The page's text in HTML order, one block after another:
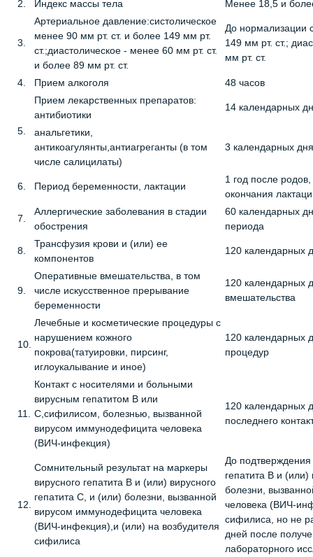
2. Индекс массы тела Менее 18,5 и
3.
Артериальное давление:систолическое
менее 90 мм рт. ст. и более 149 мм рт.
ст.;диастолическое - менее 60 мм рт. ст.
и более 89 мм рт. ст.
До нормализации
149 мм рт. ст.;
мм рт. ст.
4. Прием алкоголя 48 часов
5.
Прием лекарственных препаратов:
антибиотики
14 календарных
анальгетики,
антикоагулянты,антиагреганты (в том
числе салицилаты)
3 календарных
6. Период беременности, лактации
1 год после
окончания
7.
Аллергические заболевания в стадии
обострения
60 календарных
периода
8.
Трансфузия крови и (или) ее
компонентов
120 календарных
9.
Оперативные вмешательства, в том
числе искусственное прерывание
беременности
120 календарных
вмешательства
10.
Лечебные и косметические процедуры с
нарушением кожного
покрова(татуировки, пирсинг,
иглоукалывание и иное)
120 календарных
процедур
11.
Контакт с носителями и больными
вирусным гепатитом B или
C,сифилисом, болезнью, вызванной
вирусом иммунодефицита человека
(ВИЧ-инфекция)
120 календарных
последнего
12.
Сомнительный результат на маркеры
вирусного гепатита B и (или) вирусного
гепатита C, и (или) болезни, вызванной
вирусом иммунодефицита человека
(ВИЧ-инфекция),и (или) на возбудителя
сифилиса
До подтверждения
гепатита B и (или)
болезни,
человека (ВИЧ-
сифилиса, но не
дней после
лабораторного